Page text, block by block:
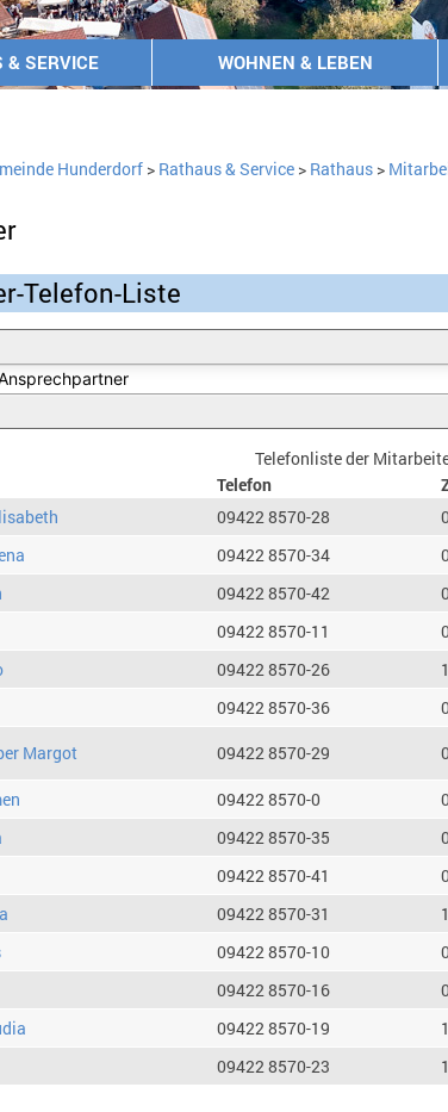
& SERVICE WOHNEN & LEBEN
Hunderdorf> Rathaus & Service> Rathaus>
Telefon-Liste
Telefonliste der
Telefon
09422 8570-28
09422 8570-34
09422 8570-42
09422 8570-11
09422 8570-26
09422 8570-36
Margot
09422 8570-29
09422 8570-0
09422 8570-35
09422 8570-41
09422 8570-31
09422 8570-10
09422 8570-16
09422 8570-19
09422 8570-23